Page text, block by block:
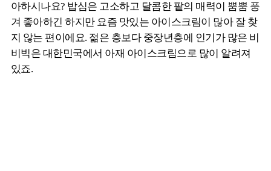
아하시나요? 밥심은 고소하고 달콤한 팥의 매력이 뿜뿜 풍
겨 좋아하긴 하지만 요즘 맛있는 아이스크림이 많아 잘 찾
지 않는 편이에요. 젊은 층보다 중장년층에 인기가 많은 비
비빅은 대한민국에서 아재 아이스크림으로 많이 알려져
있죠.